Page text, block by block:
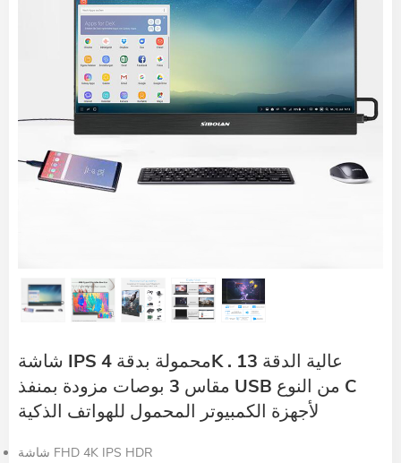
شاشة IPS محمولة بدقة 4K عالية الدقة 13 .
مقاس 3 بوصات مزودة بمنفذ USB من النوع C
لأجهزة الكمبيوتر المحمول للهواتف الذكية
شاشة FHD 4K IPS HDR